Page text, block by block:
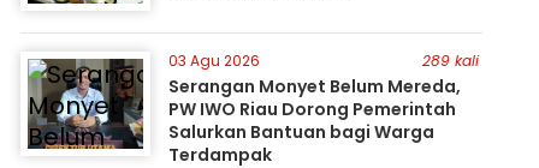
03 Agu 2026 289 kali
Serangan Monyet Belum Mereda,
PW IWO Riau Dorong Pemerintah
Salurkan Bantuan bagi Warga
Terdampak